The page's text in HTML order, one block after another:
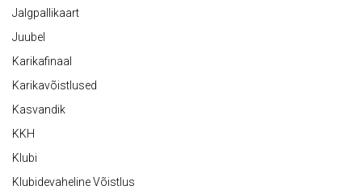
Jalgpallikaart
Juubel
Karikafinaal
Karikavõistlused
Kasvandik
KKH
Klubi
Klubidevaheline Võistlus